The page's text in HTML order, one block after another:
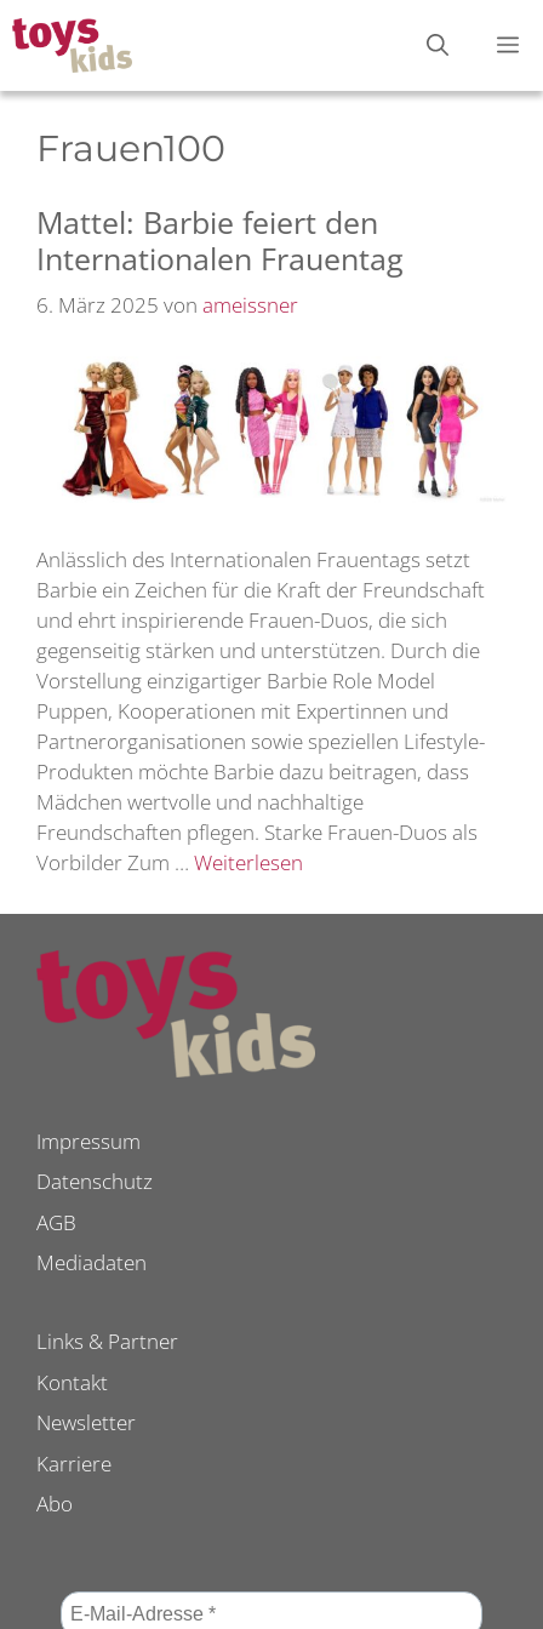
Zum
Inhalt
springen
Frauen100
Mattel: Barbie feiert den
Internationalen Frauentag
6. März 2025 von ameissner
Anlässlich des Internationalen Frauentags setzt
Barbie ein Zeichen für die Kraft der Freundschaft
und ehrt inspirierende Frauen-Duos, die sich
gegenseitig stärken und unterstützen. Durch die
Vorstellung einzigartiger Barbie Role Model
Puppen, Kooperationen mit Expertinnen und
Partnerorganisationen sowie speziellen Lifestyle-
Produkten möchte Barbie dazu beitragen, dass
Mädchen wertvolle und nachhaltige
Freundschaften pflegen. Starke Frauen-Duos als
Vorbilder Zum … Weiterlesen
Impressum
Datenschutz
AGB
Mediadaten
Links & Partner
Kontakt
Newsletter
Karriere
Abo